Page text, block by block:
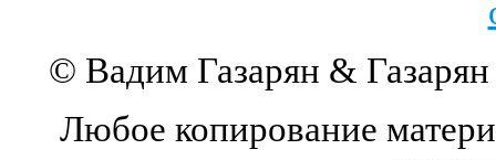
© Вадим Газарян &
Любое копирование